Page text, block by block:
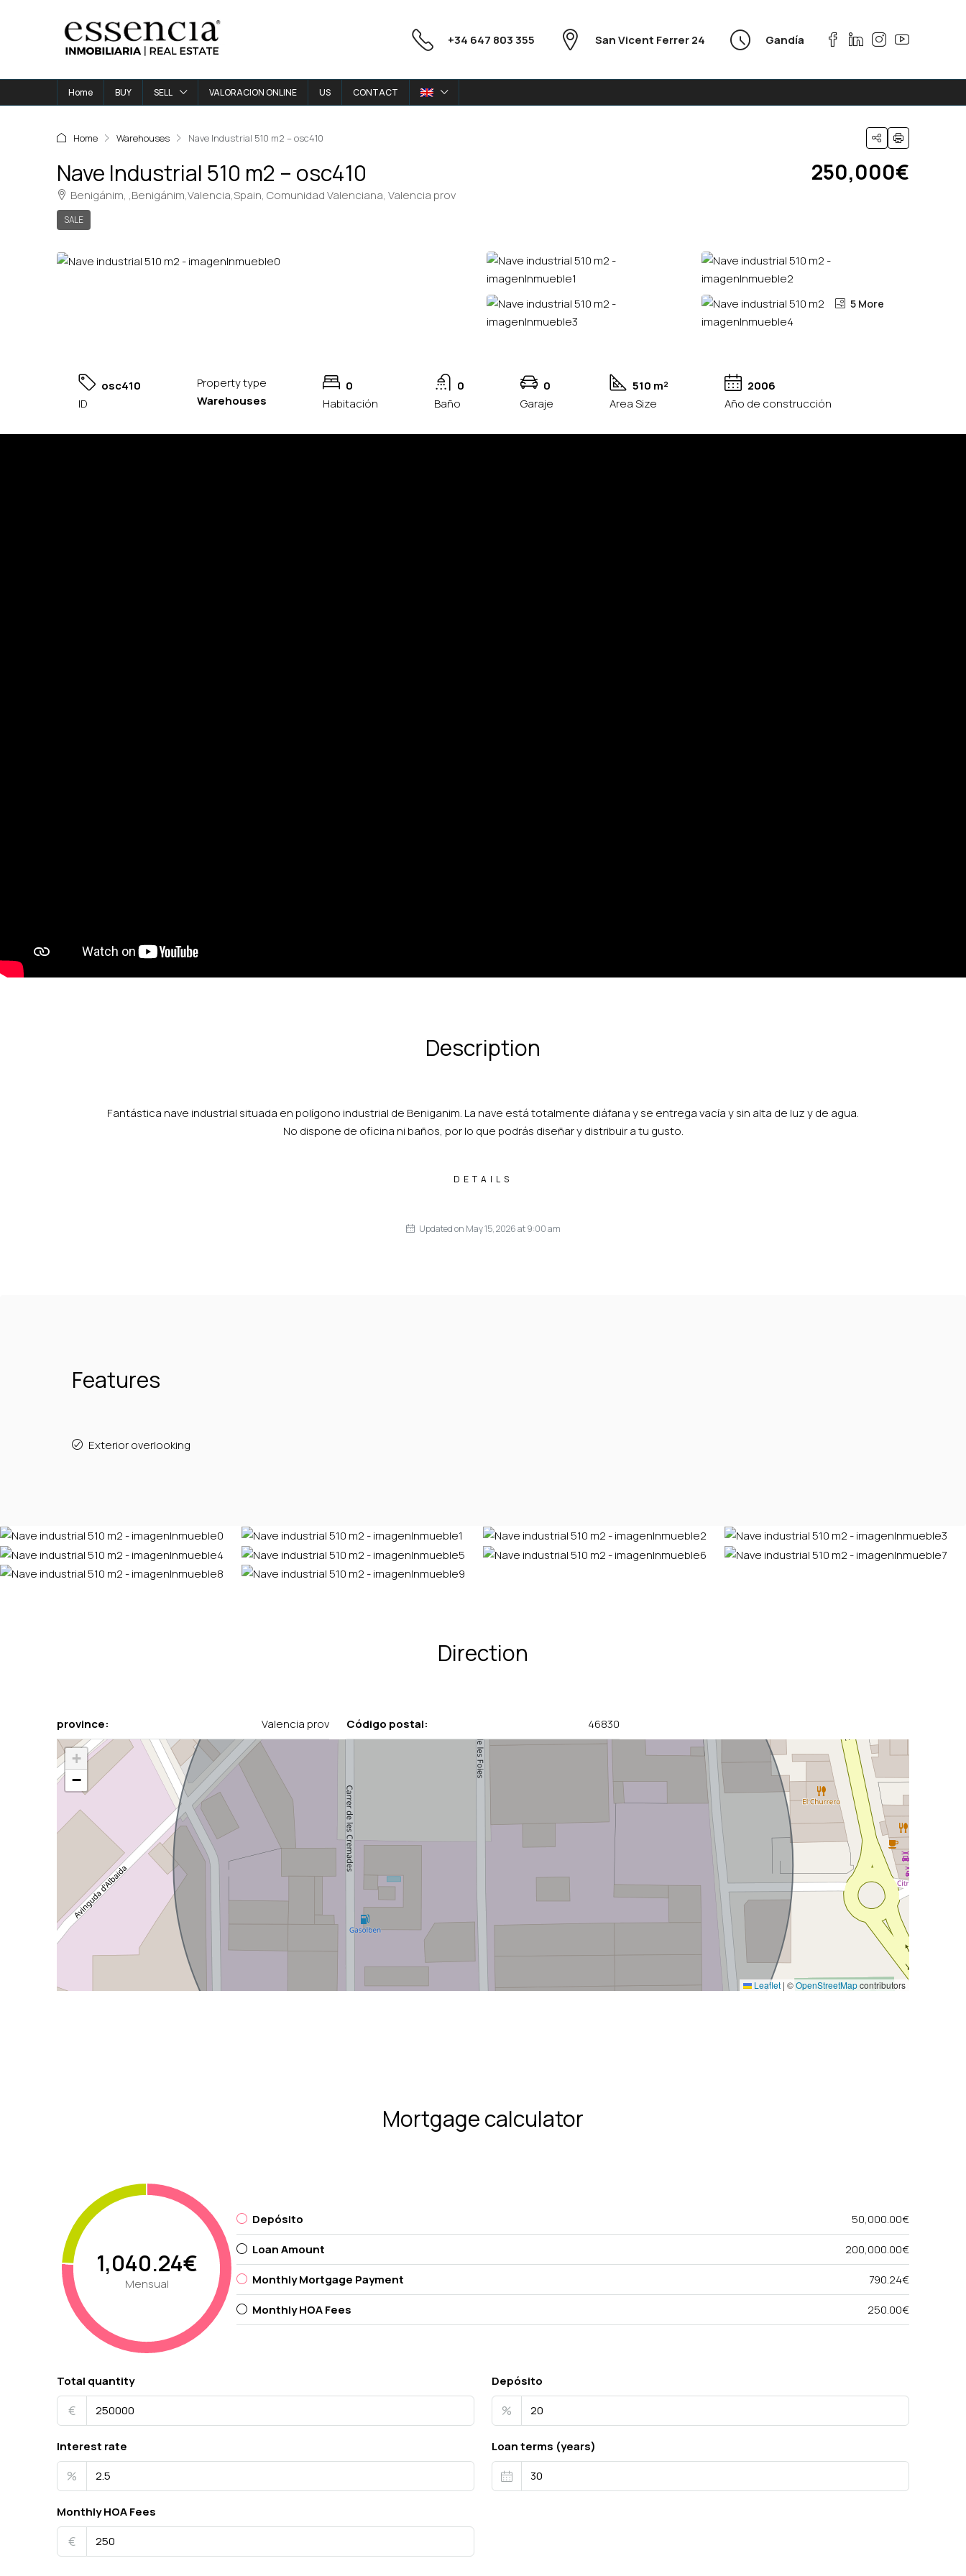
+34 647 803 355 San Vicent Ferrer 24 Gandía
Home BUY SELL VALORACION ONLINE US CONTACT
Home Warehouses Nave Industrial 510 m2 – osc410
Nave Industrial 510 m2 – osc410
Benigánim, ,Benigánim,Valencia,Spain, Comunidad Valenciana, Valencia prov
SALE
250,000€
5 More
osc410
ID
Property type
Warehouses
0
Habitación
0
Baño
0
Garaje
510 m²
Area Size
2006
Año de construcción
Description
Fantástica nave industrial situada en polígono industrial de Beniganim. La nave está totalmente diáfana y se entrega vacía y sin alta de luz y de agua.
No dispone de oficina ni baños, por lo que podrás diseñar y distribuir a tu gusto.
DETAILS
Updated on May 15, 2026 at 9:00 am
Features
Exterior overlooking
Direction
province: Valencia prov Código postal: 46830
+
−
Leaflet | ©OpenStreetMapcontributors
Mortgage calculator
1,040.24€
Mensual
Depósito
50,000.00€
Loan Amount
200,000.00€
Monthly Mortgage Payment
790.24€
Monthly HOA Fees
250.00€
Total quantity
€
Depósito
%
Interest rate
%
Loan terms (years)
Monthly HOA Fees
€